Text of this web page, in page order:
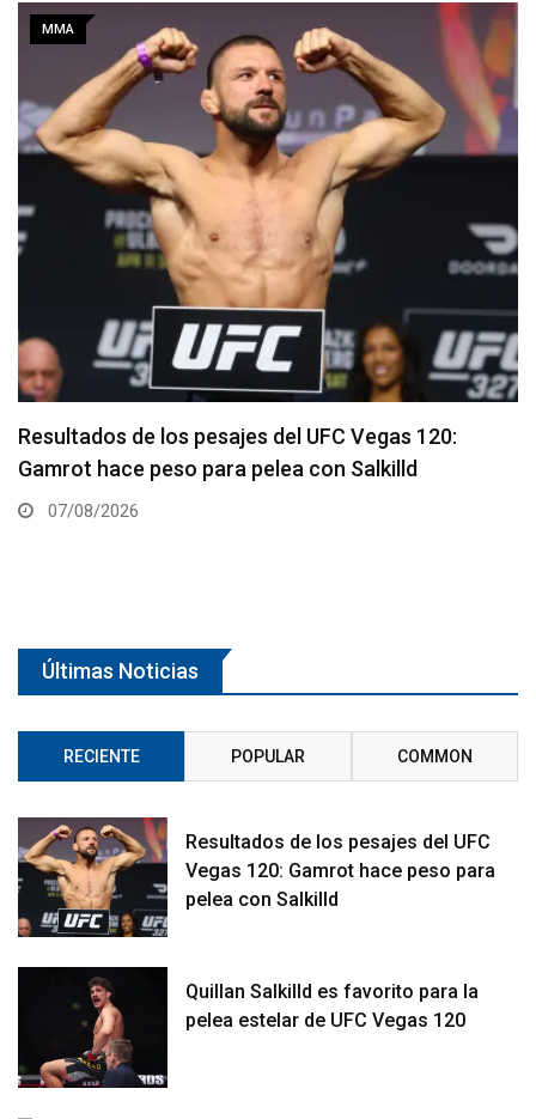
MMA
Quillan Salkilld es favorito para la pelea estelar de
UFC Vegas 120
06/08/2026
Últimas Noticias
RECIENTE POPULAR COMMON
Resultados de los pesajes del UFC
Vegas 120: Gamrot hace peso para
pelea con Salkilld
Quillan Salkilld es favorito para la
pelea estelar de UFC Vegas 120